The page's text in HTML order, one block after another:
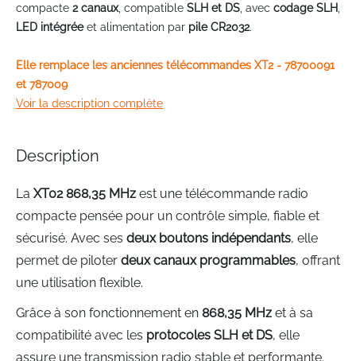
beginning
of
images
gallery
compacte 2 canaux, compatible SLH et DS , avec codage SLH
LED intégréeet alimentation par pile CR2032.
Elle remplace les anciennes télécommandes XT2 - 78700091
et 787009
Voir la description complète
Description
La XT02 868,35 MHz est une télécommande radio
compacte pensée pour un contrôle simple, fiable et
sécurisé. Avec ses deux boutons indépendants, elle
permet de piloter deux canaux programmables, offrant
une utilisation flexible.
Grâce à son fonctionnement en 868,35 MHz et à sa
compatibilité avec les protocoles SLH et DS, elle
assure une transmission radio stable et performante.